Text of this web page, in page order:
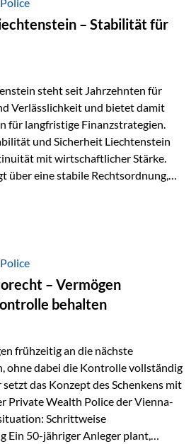
gehören im Konkursfall nicht zur
sondern werden ausschließlich
– Stabilität für
steht seit Jahrzehnten für
Verlässlichkeit und bietet damit
für langfristige Finanzstrategien.
und Sicherheit Liechtenstein
mit wirtschaftlicher Stärke.
über eine stabile Rechtsordnung,
basiert. Diese Struktur schafft
Merkmal ist die
weist keine
der Schutz der wirtschaftlichen
ist in der Verfassung verankert.
ist hierbei Artikel 14 der
Darin…
– Vermögen
behalten
frühzeitig an die nächste
ohne dabei die Kontrolle vollständig
das Konzept des Schenkens mit
Private Wealth Police der Vienna-
Schrittweise
Ein 50-jähriger Anleger plant,